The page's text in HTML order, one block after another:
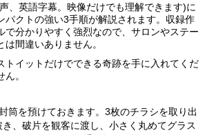
、英語字幕。映像だけでも理解できます)に
パクトの強い3手順が解説されます。収録作
で分かりやすく強烈なので、サロンやステー
間違いありません。
トイットだけでできる奇跡を手に入れてくだ
。
筒を預けておきます。3枚のチラシを取り出
き、破片を観客に渡し、小さく丸めてグラス